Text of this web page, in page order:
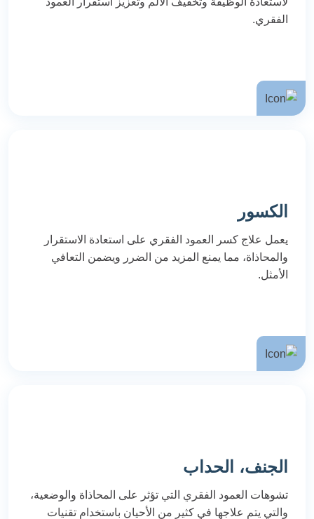
الفقري.
الكسور
يعمل علاج كسر العمود الفقري على استعادة الاستقرار
والمحاذاة، مما يمنع المزيد من الضرر ويضمن التعافي
الأمثل.
الجنف، الحداب
تشوهات العمود الفقري التي تؤثر على المحاذاة والوضعية،
والتي يتم علاجها في كثير من الأحيان باستخدام تقنيات